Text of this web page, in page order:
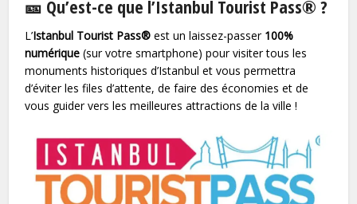
🎫 Qu’est-ce que l’Istanbul Tourist Pass® ?
L’Istanbul Tourist Pass® est un laissez-passer 100%
numérique (sur votre smartphone) pour visiter tous les
monuments historiques d’Istanbul et vous permettra
d’éviter les files d’attente, de faire des économies et de
vous guider vers les meilleures attractions de la ville !